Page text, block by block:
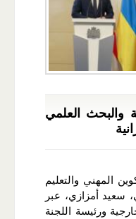
والبحث العلمي
المهني والتعليم
سعيد أمزازي، عبر
ورئيسة اللجنة